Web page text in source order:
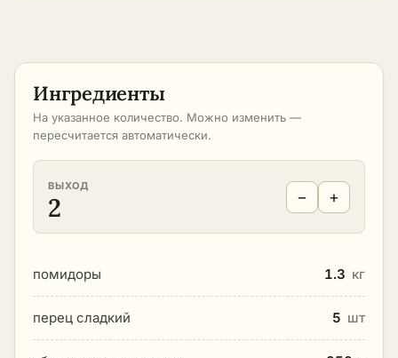
Ингредиенты
На указанное количество. Можно изменить —
пересчитается автоматически.
ВЫХОД
2 − +
помидоры 1.3 кг
перец сладкий 5 шт